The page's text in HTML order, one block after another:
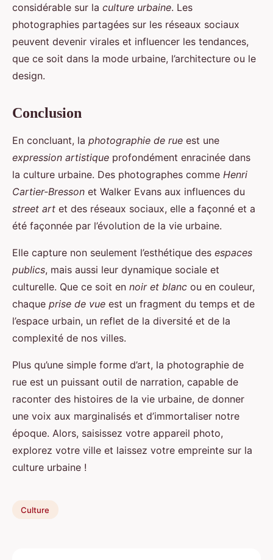
considérable sur la culture urbaine. Les
photographies partagées sur les réseaux sociaux
peuvent devenir virales et influencer les tendances,
que ce soit dans la mode urbaine, l’architecture ou le
design.
Conclusion
En concluant, la photographie de rue est une
expression artistique profondément enracinée dans
la culture urbaine. Des photographes comme Henri
Cartier-Bresson et Walker Evans aux influences du
street art et des réseaux sociaux, elle a façonné et a
été façonnée par l’évolution de la vie urbaine.
Elle capture non seulement l’esthétique des espaces
publics, mais aussi leur dynamique sociale et
culturelle. Que ce soit en noir et blanc ou en couleur,
chaque prise de vue est un fragment du temps et de
l’espace urbain, un reflet de la diversité et de la
complexité de nos villes.
Plus qu’une simple forme d’art, la photographie de
rue est un puissant outil de narration, capable de
raconter des histoires de la vie urbaine, de donner
une voix aux marginalisés et d’immortaliser notre
époque. Alors, saisissez votre appareil photo,
explorez votre ville et laissez votre empreinte sur la
culture urbaine !
Culture